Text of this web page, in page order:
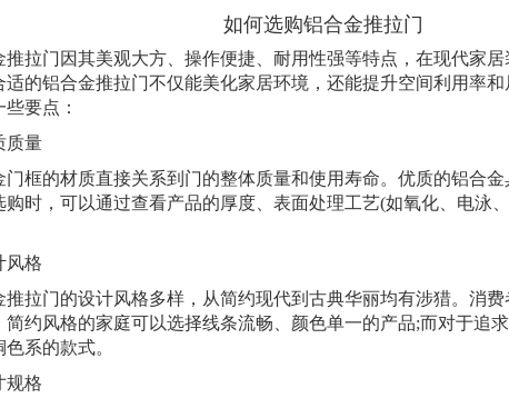
如何选购铝合金推拉门
门因其美观大方、操作便捷、耐用性强等特点，在现代家居
适的铝合金推拉门不仅能美化家居环境，还能提升空间利用率
要点：
量
的材质直接关系到门的整体质量和使用寿命。优质的铝合金
购时，可以通过查看产品的厚度、表面处理工艺(如氧化、电泳
格
门的设计风格多样，从简约现代到古典华丽均有涉猎。消费
简约风格的家庭可以选择线条流畅、颜色单一的产品;而对于追
系的款式。
格